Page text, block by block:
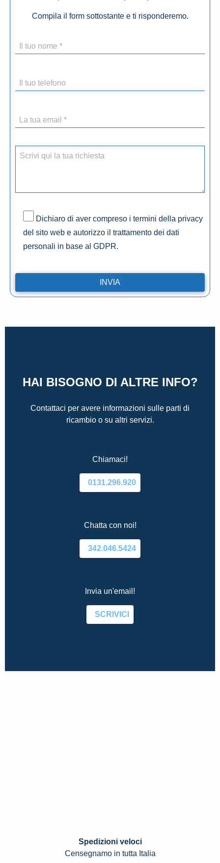
Compila il form sottostante e ti risponderemo.
Dichiaro di aver compreso i termini della privacy
del sito web e autorizzo il trattamento dei dati
personali in base al GDPR.
HAI BISOGNO DI ALTRE INFO?
Contattaci per avere informazioni sulle parti di
ricambio o su altri servizi.
Chiamaci!
0131.296.920
Chatta con noi!
342.046.5424
Invia un'email!
SCRIVICI
Spedizioni veloci
Censegnamo in tutta Italia